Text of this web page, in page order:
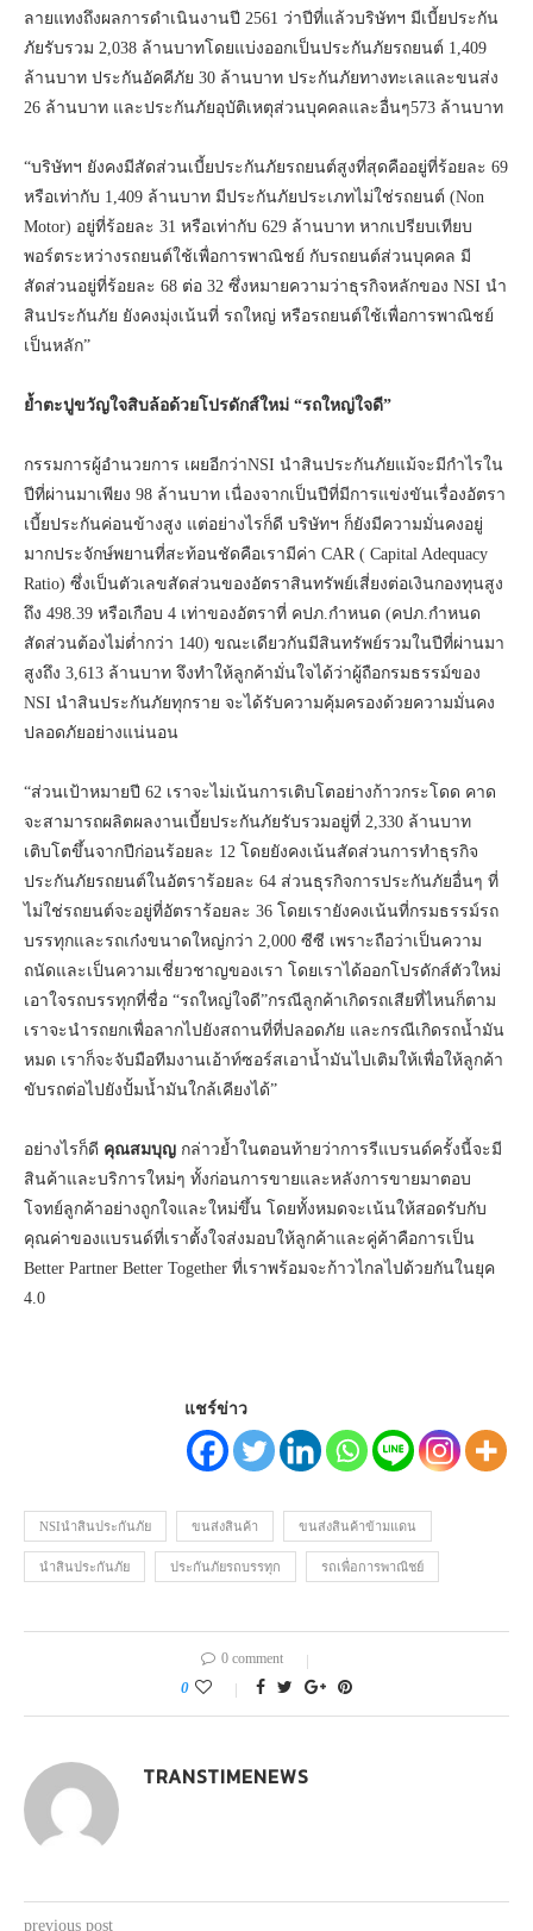
ลายแทงถึงผลการดำเนินงานปี 2561 ว่าปีที่แล้วบริษัทฯ มีเบี้ยประกัน
ภัยรับรวม 2,038 ล้านบาทโดยแบ่งออกเป็นประกันภัยรถยนต์ 1,409
ล้านบาท ประกันอัคคีภัย 30 ล้านบาท ประกันภัยทางทะเลและขนส่ง
26 ล้านบาท และประกันภัยอุบัติเหตุส่วนบุคคลและอื่นๆ573 ล้านบาท
“บริษัทฯ ยังคงมีสัดส่วนเบี้ยประกันภัยรถยนต์สูงที่สุดคืออยู่ที่ร้อยละ 69
หรือเท่ากับ 1,409 ล้านบาท มีประกันภัยประเภทไม่ใช่รถยนต์ (Non
Motor) อยู่ที่ร้อยละ 31 หรือเท่ากับ 629 ล้านบาท หากเปรียบเทียบ
พอร์ตระหว่างรถยนต์ใช้เพื่อการพาณิชย์ กับรถยนต์ส่วนบุคคล มี
สัดส่วนอยู่ที่ร้อยละ 68 ต่อ 32 ซึ่งหมายความว่าธุรกิจหลักของ NSI นำ
สินประกันภัย ยังคงมุ่งเน้นที่ รถใหญ่ หรือรถยนต์ใช้เพื่อการพาณิชย์
เป็นหลัก”
ย้ำตะปูขวัญใจสิบล้อด้วยโปรดักส์ใหม่ “รถใหญ่ใจดี”
กรรมการผู้อำนวยการ เผยอีกว่าNSI นำสินประกันภัยแม้จะมีกำไรใน
ปีที่ผ่านมาเพียง 98 ล้านบาท เนื่องจากเป็นปีที่มีการแข่งขันเรื่องอัตรา
เบี้ยประกันค่อนข้างสูง แต่อย่างไรก็ดี บริษัทฯ ก็ยังมีความมั่นคงอยู่
มากประจักษ์พยานที่สะท้อนชัดคือเรามีค่า CAR ( Capital Adequacy
Ratio) ซึ่งเป็นตัวเลขสัดส่วนของอัตราสินทรัพย์เสี่ยงต่อเงินกองทุนสูง
ถึง 498.39 หรือเกือบ 4 เท่าของอัตราที่ คปภ.กำหนด (คปภ.กำหนด
สัดส่วนต้องไม่ต่ำกว่า 140) ขณะเดียวกันมีสินทรัพย์รวมในปีที่ผ่านมา
สูงถึง 3,613 ล้านบาท จึงทำให้ลูกค้ามั่นใจได้ว่าผู้ถือกรมธรรม์ของ
NSI นำสินประกันภัยทุกราย จะได้รับความคุ้มครองด้วยความมั่นคง
ปลอดภัยอย่างแน่นอน
“ส่วนเป้าหมายปี 62 เราจะไม่เน้นการเติบโตอย่างก้าวกระโดด คาด
จะสามารถผลิตผลงานเบี้ยประกันภัยรับรวมอยู่ที่ 2,330 ล้านบาท
เติบโตขึ้นจากปีก่อนร้อยละ 12 โดยยังคงเน้นสัดส่วนการทำธุรกิจ
ประกันภัยรถยนต์ในอัตราร้อยละ 64 ส่วนธุรกิจการประกันภัยอื่นๆ ที่
ไม่ใช่รถยนต์จะอยู่ที่อัตราร้อยละ 36 โดยเรายังคงเน้นที่กรมธรรม์รถ
บรรทุกและรถเก๋งขนาดใหญ่กว่า 2,000 ซีซี เพราะถือว่าเป็นความ
ถนัดและเป็นความเชี่ยวชาญของเรา โดยเราได้ออกโปรดักส์ตัวใหม่
เอาใจรถบรรทุกที่ชื่อ “รถใหญ่ใจดี”กรณีลูกค้าเกิดรถเสียที่ไหนก็ตาม
เราจะนำรถยกเพื่อลากไปยังสถานที่ที่ปลอดภัย และกรณีเกิดรถน้ำมัน
หมด เราก็จะจับมือทีมงานเอ้าท์ซอร์สเอาน้ำมันไปเติมให้เพื่อให้ลูกค้า
ขับรถต่อไปยังปั้มน้ำมันใกล้เคียงได้”
อย่างไรก็ดี คุณสมบุญ กล่าวย้ำในตอนท้ายว่าการรีแบรนด์ครั้งนี้จะมี
สินค้าและบริการใหม่ๆ ทั้งก่อนการขายและหลังการขายมาตอบ
โจทย์ลูกค้าอย่างถูกใจและใหม่ขึ้น โดยทั้งหมดจะเน้นให้สอดรับกับ
คุณค่าของแบรนด์ที่เราตั้งใจส่งมอบให้ลูกค้าและคู่ค้าคือการเป็น
Better Partner Better Together ที่เราพร้อมจะก้าวไกลไปด้วยกันในยุค
4.0
แชร์ข่าว
NSIนำสินประกันภัย ขนส่งสินค้า ขนส่งสินค้าข้ามแดน
นำสินประกันภัย ประกันภัยรถบรรทุก รถเพื่อการพาณิชย์
0 comment
0
TRANSTIMENEWS
previous post